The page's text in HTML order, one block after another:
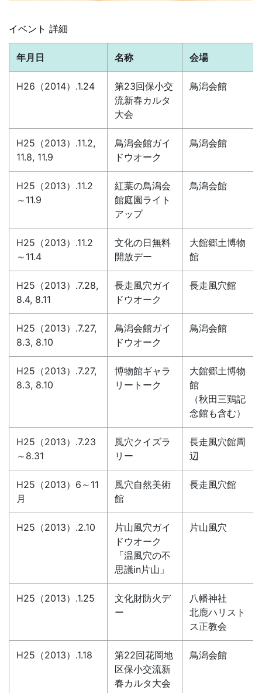
イベント 詳細
年月日 名称 会場
H26（2014）.1.24
第23回保小交
流新春カルタ
大会
鳥潟会館
H25（2013）.11.2,
11.8, 11.9
鳥潟会館ガイ
ドウオーク
鳥潟会館
H25（2013）.11.2
～11.9
紅葉の鳥潟会
館庭園ライト
アップ
鳥潟会館
H25（2013）.11.2
～11.4
文化の日無料
開放デー
大館郷土博物
館
H25（2013）.7.28,
8.4, 8.11
長走風穴ガイ
ドウオーク
長走風穴館
H25（2013）.7.27,
8.3, 8.10
鳥潟会館ガイ
ドウオーク
鳥潟会館
H25（2013）.7.27,
8.3, 8.10
博物館ギャラ
リートーク
大館郷土博物
館
（秋田三鶏記
念館も含む）
H25（2013）.7.23
～8.31
風穴クイズラ
リー
長走風穴館周
辺
H25（2013）6～11
月
風穴自然美術
館
長走風穴館
H25（2013）.2.10
片山風穴ガイ
ドウオーク
「温風穴の不
思議in片山」
片山風穴
H25（2013）.1.25
文化財防火デ
ー
八幡神社
北鹿ハリスト
ス正教会
H25（2013）.1.18
第22回花岡地
区保小交流新
春カルタ大会
鳥潟会館